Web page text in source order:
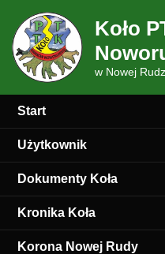
Koło
w Nowej
Start
Użytkownik
Dokumenty Koła
Kronika Koła
Korona Nowej Rudy